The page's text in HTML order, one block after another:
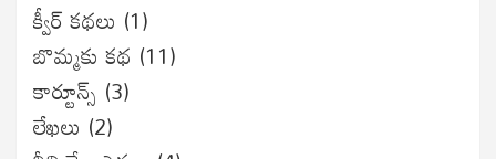
క్వీర్ కథలు (1)
బొమ్మకు కథ (11)
కార్టూన్స్ (3)
లేఖలు (2)